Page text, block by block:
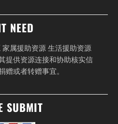
NEED
属援助资源 生活援助资源
提供资源连接和协助核实信
赠或者转赠事宜。
SUBMIT